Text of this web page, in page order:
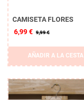
CAMISETA FLORES
6,99 € 9,99 €
AÑADIR A LA CESTA